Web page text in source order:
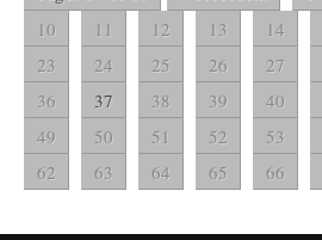
10
11 12 13 14
23
24 25 26 27
36
37 38 39 40
49
50 51 52 53
62
63 64 65 66